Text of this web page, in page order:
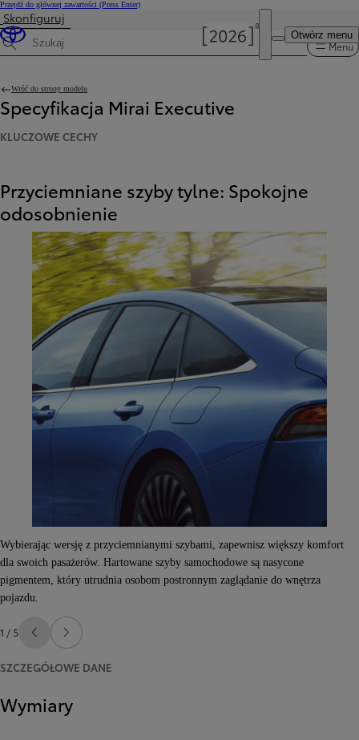
Przejdź do głównej zawartości (Press Enter)
Otwórz menu
Skonfiguruj
Wyszukaj dane techniczne Menu
Wróć do strony modelu
Specyfikacja Mirai Executive
KLUCZOWE CECHY
Przyciemniane szyby tylne: Spokojne
odosobnienie
Wybierając wersję z przyciemnianymi szybami, zapewnisz większy komfort
dla swoich pasażerów. Hartowane szyby samochodowe są nasycone
pigmentem, który utrudnia osobom postronnym zaglądanie do wnętrza
pojazdu.
1 / 5 PoprzedniNastępny
SZCZEGÓŁOWE DANE
Wymiary